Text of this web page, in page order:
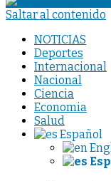
Saltar al contenido
NOTICIAS
Deportes
Internacional
Nacional
Ciencia
Economia
Salud
Español